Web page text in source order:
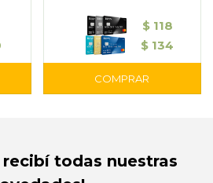
$ 118
$ 134
recibí todas nuestras